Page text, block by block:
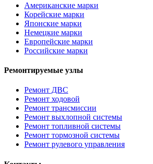
Американские марки
Корейские марки
Японские марки
Немецкие марки
Европейские марки
Российские марки
Ремонтируемые узлы
Ремонт ДВС
Ремонт ходовой
Ремонт трансмиссии
Ремонт выхлопной системы
Ремонт топливной системы
Ремонт тормозной системы
Ремонт рулевого управления